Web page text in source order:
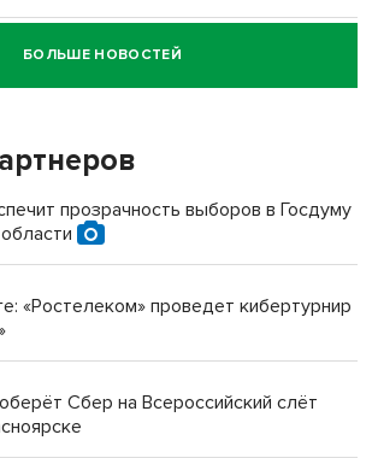
наказал водителя за смерть
в новосибирском селе лошади
срок за избиение врачей
с женой вошли в топ-16
ВТБ открылось в Искитиме
БОЛЬШЕ НОВОСТЕЙ
прозрачность выборов в Госдуму
«Ростелеком» проведет кибертурнир
Сбер на Всероссийский слёт